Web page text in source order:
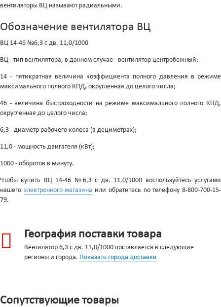
вентиляторы ВЦ называют радиальными.
Обозначение вентилятора ВЦ
ВЦ 14-46 №6,3 с дв. 11,0/1000
ВЦ - тип вентилятора, в данном случае - вентилятор центробежный;
14 - пятикратная величина коэффициента полного давления в режиме
максимального полного КПД, округленная до целого числа;
46 - величина быстроходности на режиме максимального полного КПД,
округленная до целого числа;
6,3 - диаметр рабочего колеса (в дециметрах);
11,0 - мощность двигателя (кВт);
1000 - оборотов в минуту.
Чтобы купить ВЦ 14-46 №6,3 с дв. 11,0/1000 воспользуйтесь услугами
нашего электронного магазина или обратитесь по телефону 8-800-700-15-
79.
География поставки товара
Вентилятор 6,3 с дв. 11,0/1000 поставляется в следующие
регионы и города. Показать города доставки
Сопутствующие товары